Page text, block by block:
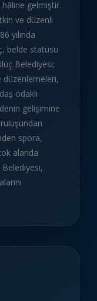
hâline gelmiştir.
ve düzenli
yılında
belde statüsü
Belediyesi;
düzenlemeleri,
odaklı
gelişimine
spora,
alanda